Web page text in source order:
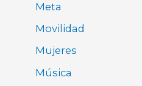
Meta
Movilidad
Mujeres
Música